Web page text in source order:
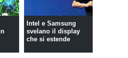
Intel e Samsung
svelano il display
che si estende